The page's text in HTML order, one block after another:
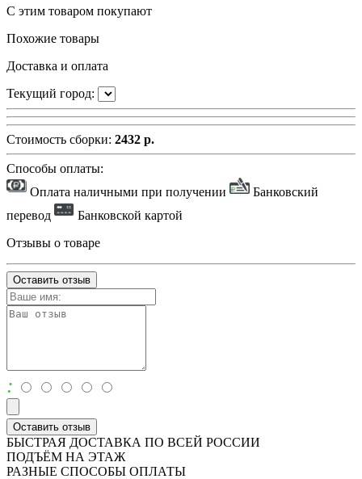
С этим товаром покупают
Похожие товары
Доставка и оплата
Текущий город:
Стоимость сборки: 2432 р.
Способы оплаты:
Оплата наличными при получении
Банковский
перевод
Банковской картой
Отзывы о товаре
Оставить отзыв
:
Оставить отзыв
БЫСТРАЯ ДОСТАВКА ПО ВСЕЙ РОССИИ
ПОДЪЁМ НА ЭТАЖ
РАЗНЫЕ СПОСОБЫ ОПЛАТЫ